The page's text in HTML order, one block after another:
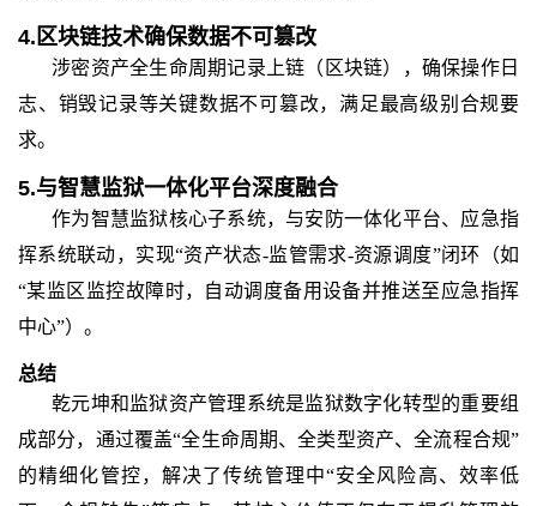
4. 区块链技术确保数据不可篡改
涉密资产全生命周期记录上链（区块链），确保操作日
志、销毁记录等关键数据不可篡改，满足最高级别合规要
求。
5.与智慧监狱一体化平台深度融合
作为智慧监狱核心子系统，与安防一体化平台、应急指
挥系统联动，实现“资产状态-监管需求-资源调度”闭环（如
“某监区监控故障时，自动调度备用设备并推送至应急指挥
中心”）。
总结
乾元坤和 监狱资产管理系统是监狱数字化转型的重要组
成部分，通过覆盖“全生命周期、全类型资产、全流程合规”
的精细化管控，解决了传统管理中“安全风险高、效率低